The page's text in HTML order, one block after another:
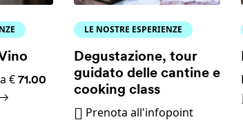
€71.00
LE NOSTRE ESPERIENZE
Degustazione, tour
guidato delle cantine e
cooking class
Prenota all'infopoint